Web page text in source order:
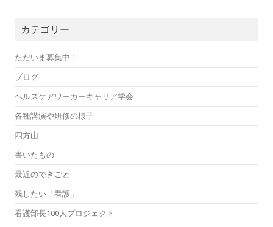
カテゴリー
ただいま募集中！
ブログ
ヘルスケアワーカーキャリア学会
各種講演や研修の様子
四方山
書いたもの
最近のできごと
残したい「看護」
看護部長100人プロジェクト